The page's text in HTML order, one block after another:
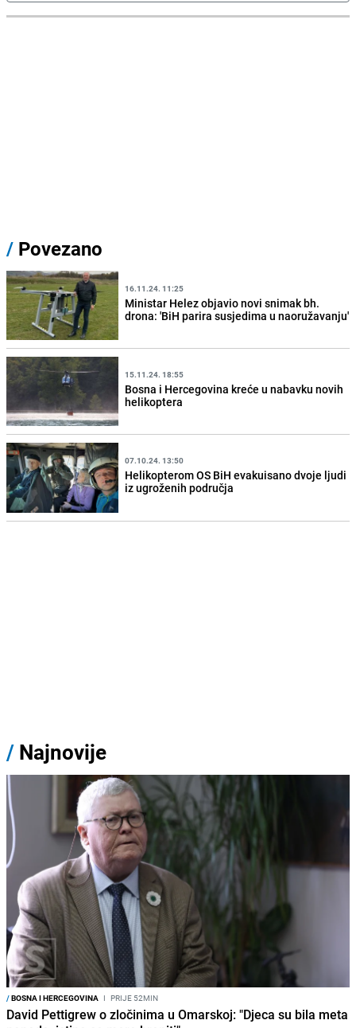
/ Povezano
16.11.24. 11:25
Ministar Helez objavio novi snimak bh.
drona: 'BiH parira susjedima u naoružavanju'
15.11.24. 18:55
Bosna i Hercegovina kreće u nabavku novih
helikoptera
07.10.24. 13:50
Helikopterom OS BiH evakuisano dvoje ljudi
iz ugroženih područja
/ Najnovije
/BOSNA I HERCEGOVINA I PRIJE 52MIN
David Pettigrew o zločinima u Omarskoj: "Djeca su bila meta